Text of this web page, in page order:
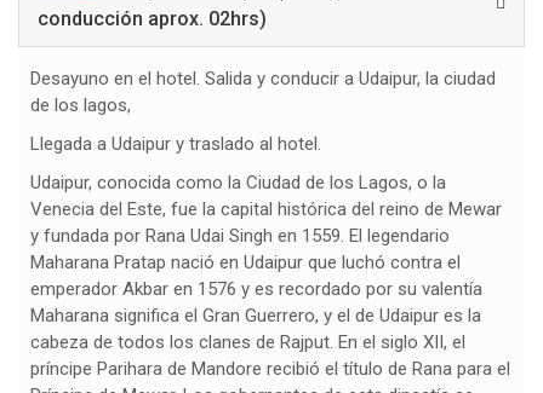
conducción aprox. 02hrs)
Desayuno en el hotel. Salida y conducir a Udaipur, la ciudad
de los lagos,
Llegada a Udaipur y traslado al hotel.
Udaipur, conocida como la Ciudad de los Lagos, o la
Venecia del Este, fue la capital histórica del reino de Mewar
y fundada por Rana Udai Singh en 1559. El legendario
Maharana Pratap nació en Udaipur que luchó contra el
emperador Akbar en 1576 y es recordado por su valentía
Maharana significa el Gran Guerrero, y el de Udaipur es la
cabeza de todos los clanes de Rajput. En el siglo XII, el
príncipe Parihara de Mandore recibió el título de Rana para el